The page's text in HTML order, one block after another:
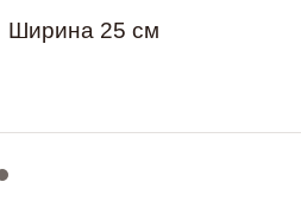
Ширина 25 см